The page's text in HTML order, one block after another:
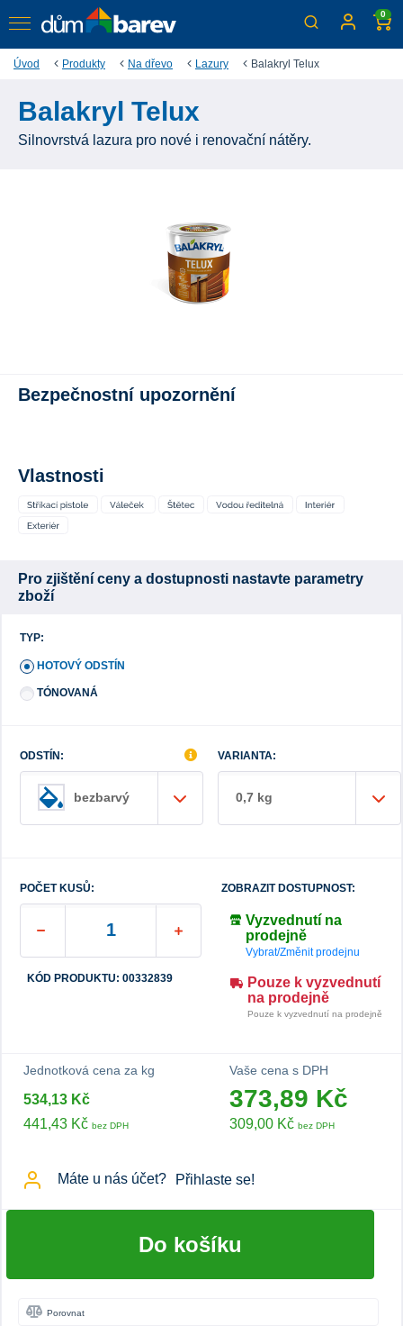
0
Úvod Produkty Na dřevo Lazury Balakryl Telux
Balakryl Telux
Silnovrstvá lazura pro nové i renovační nátěry.
Bezpečnostní upozornění
Vlastnosti
Pro zjištění ceny a dostupnosti nastavte parametry
zboží
TYP:
HOTOVÝ ODSTÍN
TÓNOVANÁ
ODSTÍN:
bezbarvý
VARIANTA:
0,7 kg
POČET KUSŮ:
KÓD PRODUKTU: 00332839
ZOBRAZIT DOSTUPNOST:
Vyzvednutí na
prodejně
Vybrat/Změnit prodejnu
Pouze k vyzvednutí
na prodejně
Pouze k vyzvednutí na prodejně
Jednotková cena za kg
534,13 Kč
441,43 Kč bez DPH
Vaše cena s DPH
373,89 Kč
309,00 Kč bez DPH
Máte u nás účet? Přihlaste se!
Do košíku
Porovnat